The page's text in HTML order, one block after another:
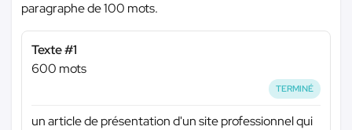
paragraphe de 100 mots.
Texte #1
600 mots
TERMINÉ
un article de présentation d'un site professionnel qui